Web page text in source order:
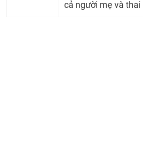
cả người mẹ và thai